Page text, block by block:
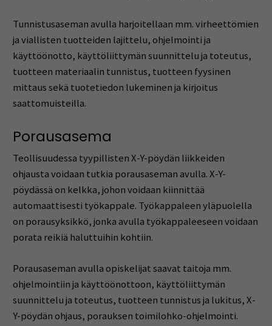
Tunnistusaseman avulla harjoitellaan mm. virheettömien
ja viallisten tuotteiden lajittelu, ohjelmointi ja
käyttöönotto, käyttöliittymän suunnittelu ja toteutus,
tuotteen materiaalin tunnistus, tuotteen fyysinen
mittaus sekä tuotetiedon lukeminen ja kirjoitus
saattomuisteilla.
Porausasema
Teollisuudessa tyypillisten X-Y-pöydän liikkeiden
ohjausta voidaan tutkia porausaseman avulla. X-Y-
pöydässä on kelkka, johon voidaan kiinnittää
automaattisesti työkappale. Työkappaleen yläpuolella
on porausyksikkö, jonka avulla työkappaleeseen voidaan
porata reikiä haluttuihin kohtiin.
Porausaseman avulla opiskelijat saavat taitoja mm.
ohjelmointiin ja käyttöönottoon, käyttöliittymän
suunnittelu ja toteutus, tuotteen tunnistus ja lukitus, X-
Y-pöydän ohjaus, porauksen toimilohko-ohjelmointi.